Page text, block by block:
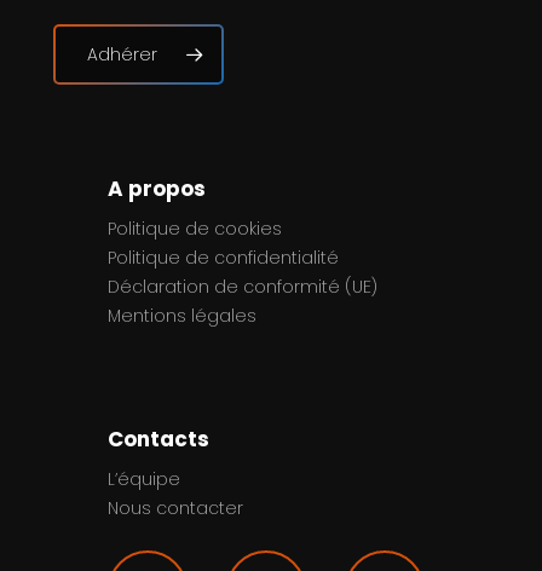
Adhérer
A propos
Politique de cookies
Politique de confidentialité
Déclaration de conformité (UE)
Mentions légales
Contacts
L’équipe
Nous contacter